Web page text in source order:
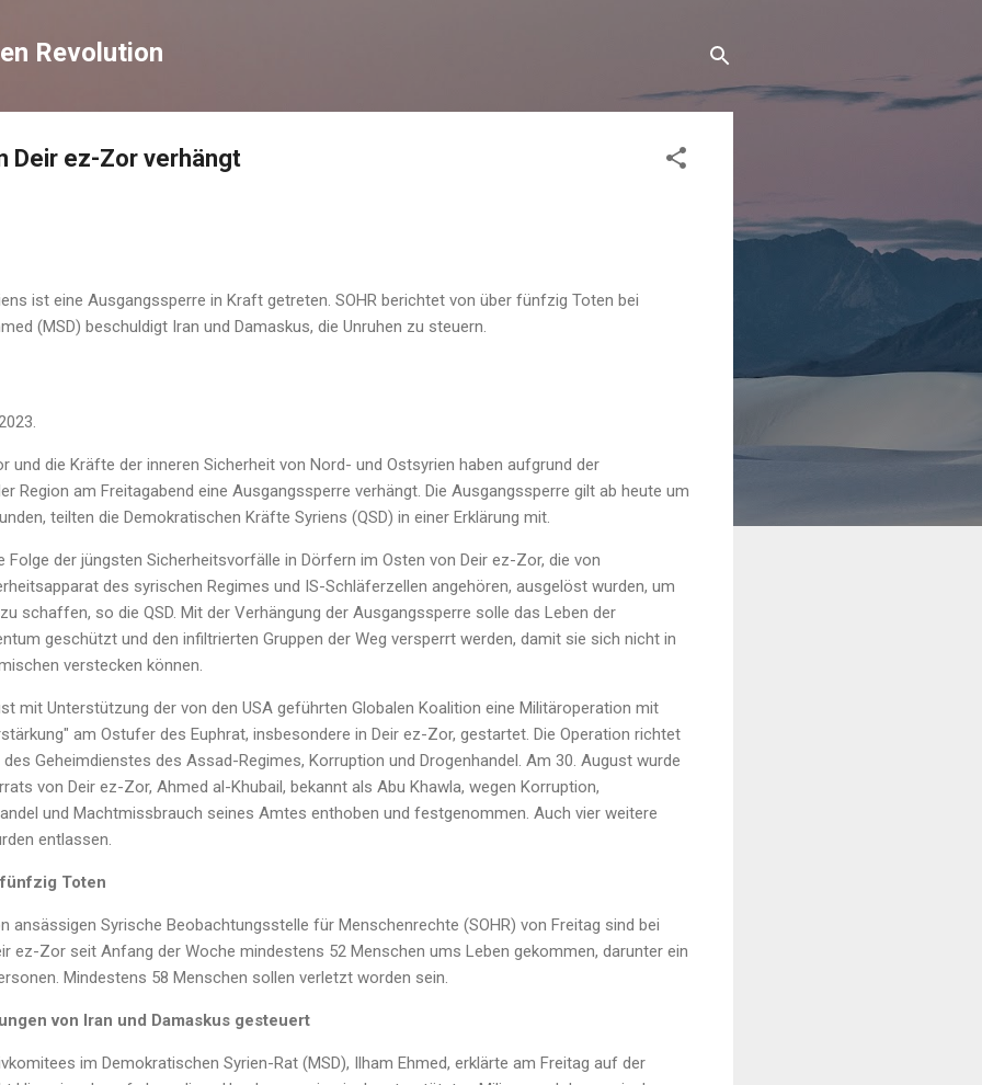
Revolution
Deir ez-Zor verhängt
ist eine Ausgangssperre in Kraft getreten. SOHR berichtet von über fünfzig Toten bei
(MSD) beschuldigt Iran und Damaskus, die Unruhen zu steuern.
und die Kräfte der inneren Sicherheit von Nord- und Ostsyrien haben aufgrund der
Region am Freitagabend eine Ausgangssperre verhängt. Die Ausgangssperre gilt ab heute um
teilten die Demokratischen Kräfte Syriens (QSD) in einer Erklärung mit.
Folge der jüngsten Sicherheitsvorfälle in Dörfern im Osten von Deir ez-Zor, die von
des syrischen Regimes und IS-Schläferzellen angehören, ausgelöst wurden, um
schaffen, so die QSD. Mit der Verhängung der Ausgangssperre solle das Leben der
geschützt und den infiltrierten Gruppen der Weg versperrt werden, damit sie sich nicht in
verstecken können.
mit Unterstützung der von den USA geführten Globalen Koalition eine Militäroperation mit
am Ostufer des Euphrat, insbesondere in Deir ez-Zor, gestartet. Die Operation richtet
Geheimdienstes des Assad-Regimes, Korruption und Drogenhandel. Am 30. August wurde
von Deir ez-Zor, Ahmed al-Khubail, bekannt als Abu Khawla, wegen Korruption,
und Machtmissbrauch seines Amtes enthoben und festgenommen. Auch vier weitere
entlassen.
Toten
ansässigen Syrische Beobachtungsstelle für Menschenrechte (SOHR) von Freitag sind bei
ez-Zor seit Anfang der Woche mindestens 52 Menschen ums Leben gekommen, darunter ein
Mindestens 58 Menschen sollen verletzt worden sein.
von Iran und Damaskus gesteuert
im Demokratischen Syrien-Rat (MSD), Ilham Ehmed, erklärte am Freitag auf der